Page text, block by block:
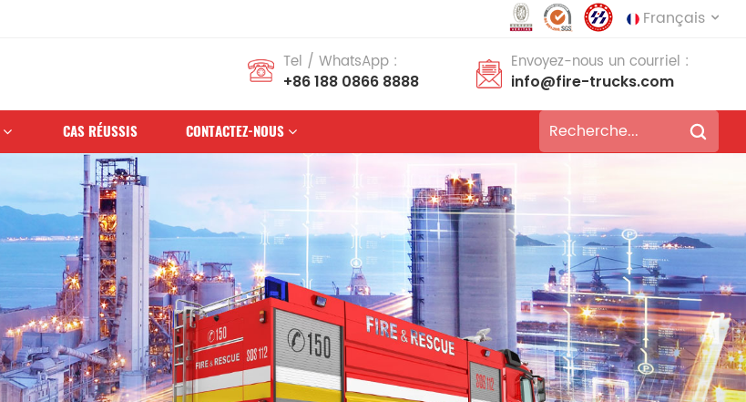
Français
Deutsch
português Nederlands
العربية 日本語
한국의 Türkçe
Melayu ไทย
Tiếng Việt Indonesia
Tel / WhatsApp :
+86 188 0866 8888
Envoyez-nous un courriel :
info@fire-trucks.com
CAS RÉUSSIS CONTACTEZ-NOUS